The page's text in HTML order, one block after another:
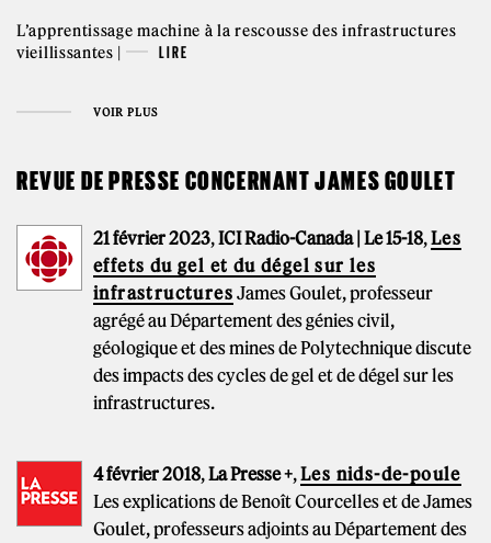
L’apprentissage machine à la rescousse des infrastructures
vieillissantes |
LIRE
VOIR PLUS
REVUE DE PRESSE CONCERNANT JAMES GOULET
21 février 2023,ICI Radio-Canada | Le 15-18,Les
effets du gel et du dégel sur les
infrastructures James Goulet, professeur
agrégé au Département des génies civil,
géologique et des mines de Polytechnique discute
des impacts des cycles de gel et de dégel sur les
infrastructures.
4 février 2018,La Presse +,Les nids-de-poule
Les explications de Benoît Courcelles et de James
Goulet, professeurs adjoints au Département des